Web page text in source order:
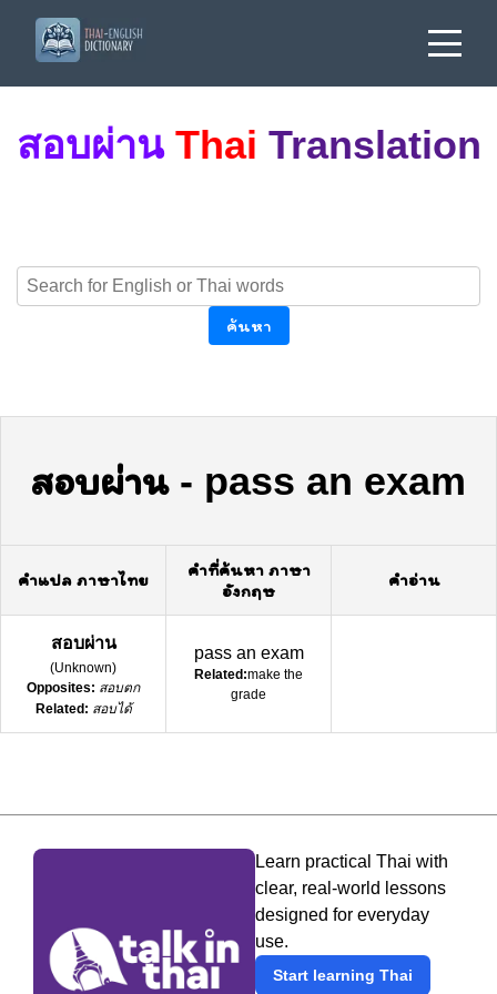
สอบผ่าน Thai Translation
ค้นหา
สอบผ่าน- pass an exam
คำแปล ภาษาไทย
คำที่ค้นหา ภาษา
อังกฤษ
คำอ่าน
สอบผ่าน
(Unknown)
Opposites: สอบตก
Related: สอบได้
pass an exam
Related:make the
grade
Learn practical Thai with
clear, real-world lessons
designed for everyday
use.
Start learning Thai